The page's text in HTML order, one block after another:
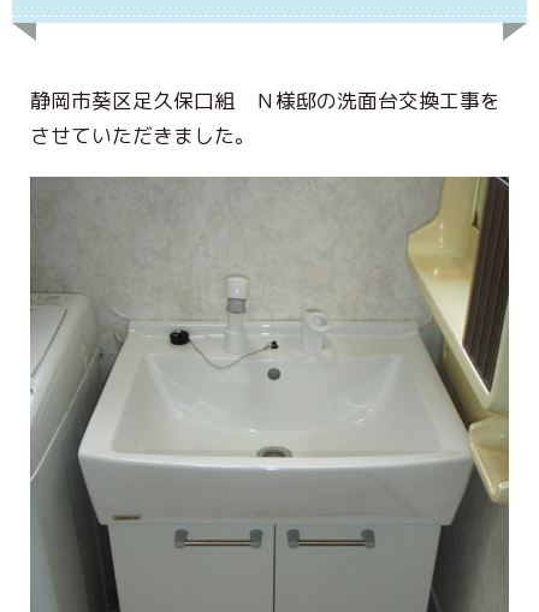
協力業者募集
ハタラク通信
ハタラクブログ
簡単見積り
お問合わせ
静岡市葵区足久保口組 Ｎ様邸の洗面台交換工事を
させていただきました。